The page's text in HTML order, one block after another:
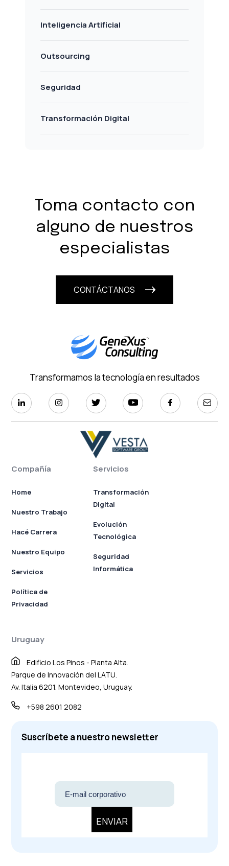
Inteligencia Artificial
Outsourcing
Seguridad
Transformación Digital
Toma contacto con
alguno de nuestros
especialistas
CONTÁCTANOS
Transformamos la tecnología en resultados
Compañía
Home
Nuestro Trabajo
Hacé Carrera
Nuestro Equipo
Servicios
Política de
Privacidad
Servicios
Transformación
Digital
Evolución
Tecnológica
Seguridad
Informática
Uruguay
Edificio Los Pinos - Planta Alta.
Parque de Innovación del LATU.
Av. Italia 6201. Montevideo, Uruguay.
+598 2601 2082
Suscríbete a nuestro newsletter
ENVIAR